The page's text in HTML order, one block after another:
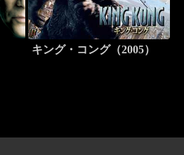
キング・コング（2005）